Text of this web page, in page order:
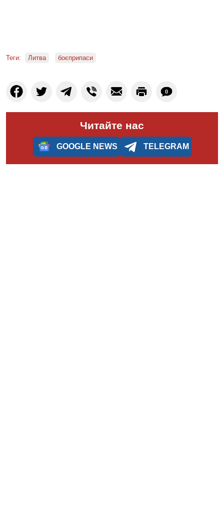
Теги: Литва боєприпаси
0
Читайте нас
GOOGLE NEWS TELEGRAM